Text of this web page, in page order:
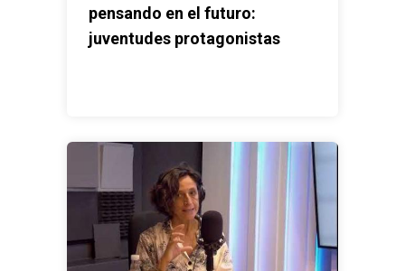
pensando en el futuro:
juventudes protagonistas